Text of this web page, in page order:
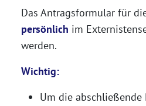
Das Antragsformular für
persönlich im
werden.
Wichtig:
Um die abschließende